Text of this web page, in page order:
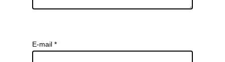
E-mail *